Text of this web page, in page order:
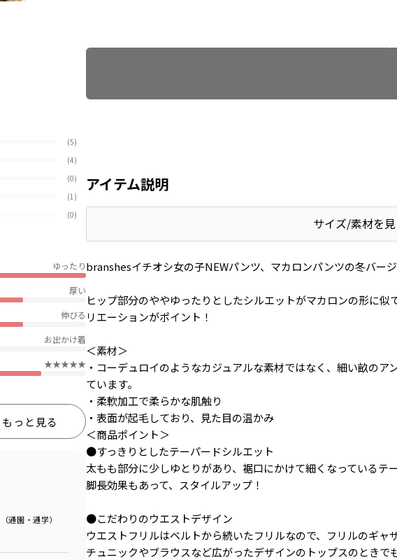
(5)
(4)
(0)
(1)
(0)
ゆったり
厚い
伸びる
お出かけ着
★★★★★
もっと見る
通園・通学）
アイテム説明
サイズ/素材を
branshesイチオシ女の子NEWパンツ、マカロンパンツの冬バー
ヒップ部分のややゆったりとしたシルエットがマカロンの形に
リエーションがポイント！
＜素材＞
・コーデュロイのようなカジュアルな素材ではなく、細い畝の
ています。
・柔軟加工で柔らかな肌触り
・表面が起毛しており、見た目の温かみ
＜商品ポイント＞
●すっきりとしたテーパードシルエット
太もも部分に少しゆとりがあり、裾口にかけて細くなっているテ
脚長効果もあって、スタイルアップ！
●こだわりのウエストデザイン
ウエストフリルはベルトから続いたフリルなので、フリルのギャ
チュニックやブラウスなど広がったデザインのトップスのとき